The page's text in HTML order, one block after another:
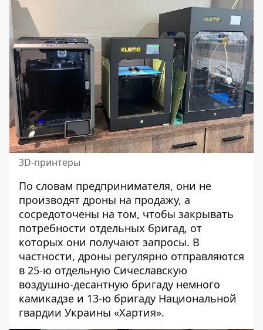
3D-принтеры
По словам предпринимателя, они не
производят дроны на продажу, а
сосредоточены на том, чтобы закрывать
потребности отдельных бригад, от
которых они получают запросы. В
частности, дроны регулярно отправляются
в 25-ю отдельную Сичеславскую
воздушно-десантную бригаду немного
камикадзе и 13-ю бригаду Национальной
гвардии Украины «Хартия».